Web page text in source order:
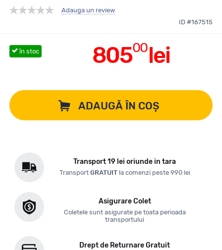
Adauga un review
ID #167515
80500lei
în stoc
ADAUGĂ ÎN COȘ
Transport 19 lei oriunde in tara
Transport GRATUITla comenzi peste 990 lei
Asigurare Colet
Coletele sunt asigurate pe toata perioada
transportului
Drept de Returnare Gratuit